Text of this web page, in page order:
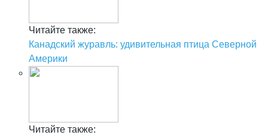
Читайте также:
Канадский журавль: удивительная птица Северной
Америки
Читайте также: